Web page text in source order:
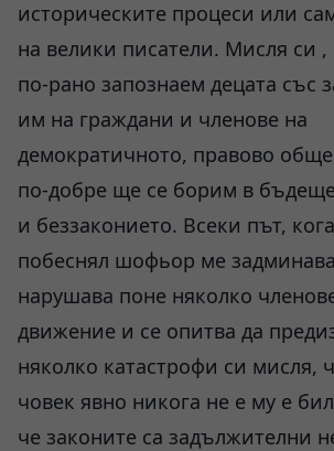
историческите процеси или
на велики писатели. Мисля си ,
по-рано запознаем децата със
им на граждани и членове на
демократичното, правово
по-добре ще се борим в
и беззаконието. Всеки път,
побеснял шофьор ме
нарушава поне няколко
движение и се опитва да
няколко катастрофи си мисля,
човек явно никога не е му е
че законите са задължителни